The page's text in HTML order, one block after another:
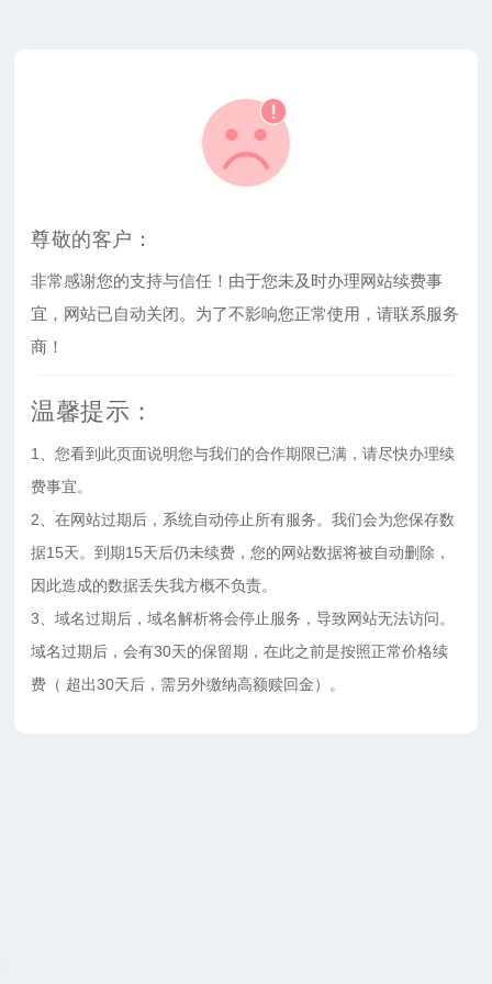
尊敬的客户：
非常感谢您的支持与信任！由于您未及时办理网站续费事
宜，网站已自动关闭。为了不影响您正常使用，请联系服务
商！
温馨提示：
1、您看到此页面说明您与我们的合作期限已满，请尽快办理续
费事宜。
2、在网站过期后，系统自动停止所有服务。我们会为您保存数
据15天。到期15天后仍未续费，您的网站数据将被自动删除，
因此造成的数据丢失我方概不负责。
3、域名过期后，域名解析将会停止服务，导致网站无法访问。
域名过期后，会有30天的保留期，在此之前是按照正常价格续
费（ 超出30天后，需另外缴纳高额赎回金）。